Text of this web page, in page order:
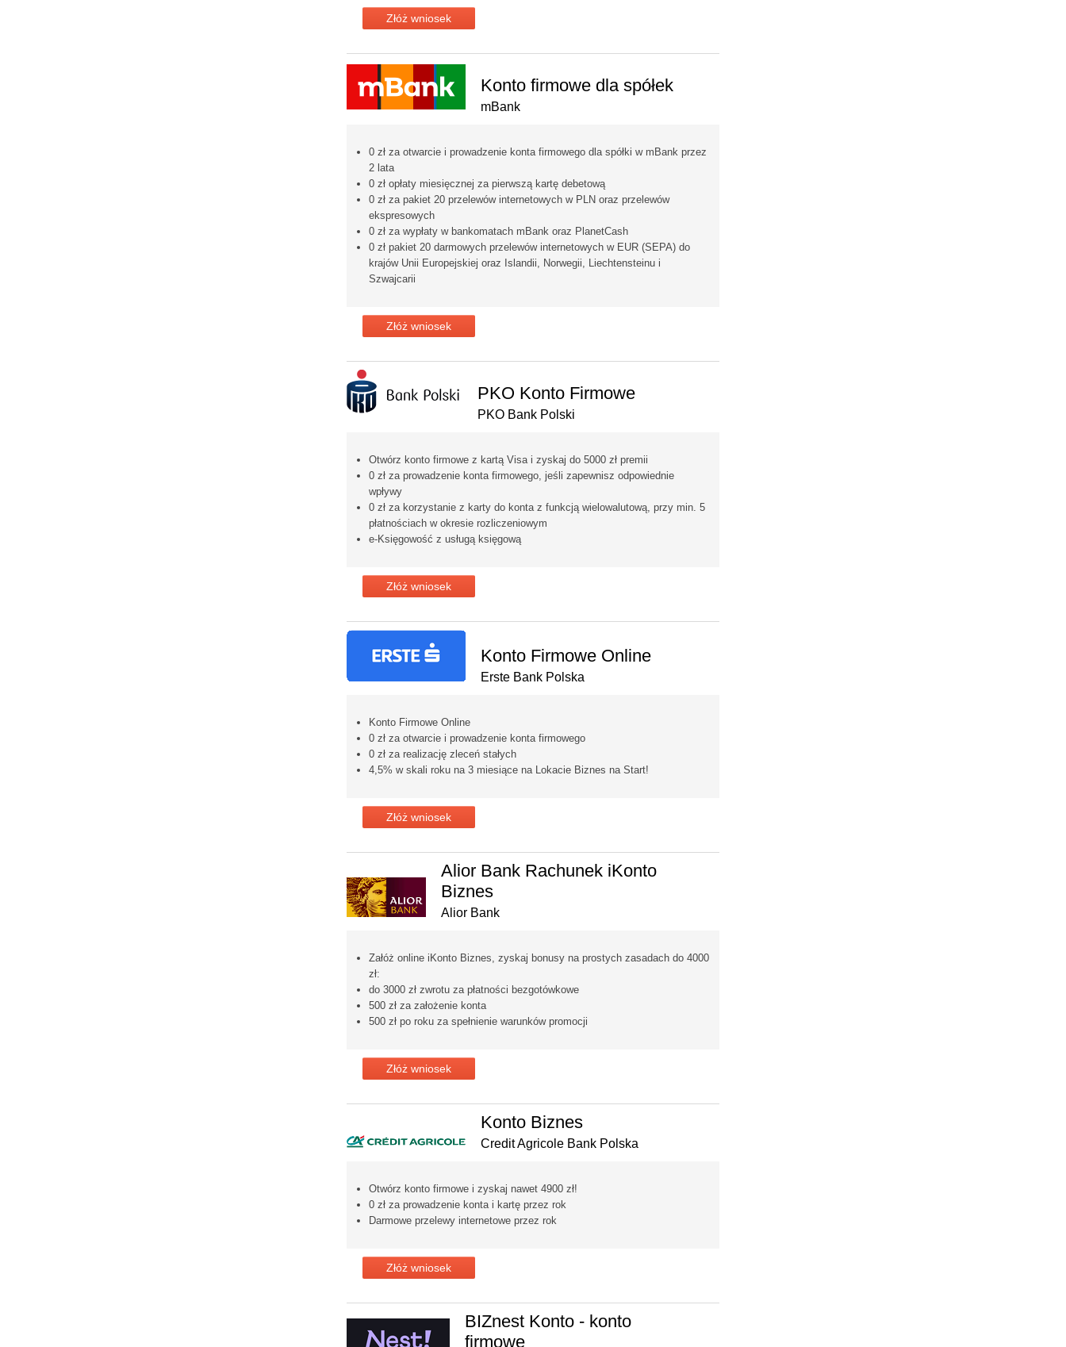
Złóż wniosek
Konto firmowe dla spółek
mBank
0 zł za otwarcie i prowadzenie konta firmowego dla spółki w mBank przez
2 lata
0 zł opłaty miesięcznej za pierwszą kartę debetową
0 zł za pakiet 20 przelewów internetowych w PLN oraz przelewów
ekspresowych
0 zł za wypłaty w bankomatach mBank oraz PlanetCash
0 zł pakiet 20 darmowych przelewów internetowych w EUR (SEPA) do
krajów Unii Europejskiej oraz Islandii, Norwegii, Liechtensteinu i
Szwajcarii
Złóż wniosek
PKO Konto Firmowe
PKO Bank Polski
Otwórz konto firmowe z kartą Visa i zyskaj do 5000 zł premii
0 zł za prowadzenie konta firmowego, jeśli zapewnisz odpowiednie
wpływy
0 zł za korzystanie z karty do konta z funkcją wielowalutową, przy min. 5
płatnościach w okresie rozliczeniowym
e-Księgowość z usługą księgową
Złóż wniosek
Konto Firmowe Online
Erste Bank Polska
Konto Firmowe Online
0 zł za otwarcie i prowadzenie konta firmowego
0 zł za realizację zleceń stałych
4,5% w skali roku na 3 miesiące na Lokacie Biznes na Start!
Złóż wniosek
Alior Bank Rachunek iKonto
Biznes
Alior Bank
Załóż online iKonto Biznes, zyskaj bonusy na prostych zasadach do 4000
zł:
do 3000 zł zwrotu za płatności bezgotówkowe
500 zł za założenie konta
500 zł po roku za spełnienie warunków promocji
Złóż wniosek
Konto Biznes
Credit Agricole Bank Polska
Otwórz konto firmowe i zyskaj nawet 4900 zł!
0 zł za prowadzenie konta i kartę przez rok
Darmowe przelewy internetowe przez rok
Złóż wniosek
BIZnest Konto - konto
firmowe